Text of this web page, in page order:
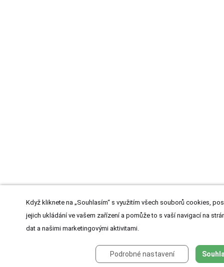
Když kliknete na „Souhlasím“ s využitím všech souborů cookies,
jejich ukládání ve vašem zařízení a pomůže to s vaší navigací na
dat a našimi marketingovými aktivitami.
Podrobné nastavení